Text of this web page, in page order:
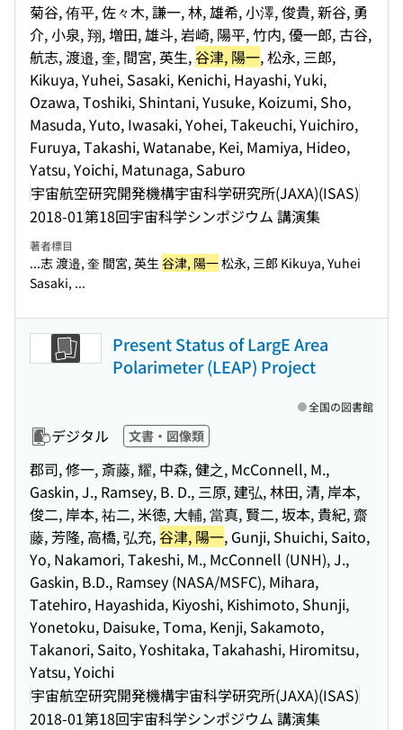
菊谷, 侑平, 佐々木, 謙一, 林, 雄希, 小澤, 俊貴, 新谷, 勇
介, 小泉, 翔, 増田, 雄斗, 岩崎, 陽平, 竹内, 優一郎, 古谷,
航志, 渡邉, 奎, 間宮, 英生,谷津, 陽一, 松永, 三郎,
Kikuya, Yuhei, Sasaki, Kenichi, Hayashi, Yuki,
Ozawa, Toshiki, Shintani, Yusuke, Koizumi, Sho,
Masuda, Yuto, Iwasaki, Yohei, Takeuchi, Yuichiro,
Furuya, Takashi, Watanabe, Kei, Mamiya, Hideo,
Yatsu, Yoichi, Matunaga, Saburo
宇宙航空研究開発機構宇宙科学研究所(JAXA)(ISAS)
2018-01第18回宇宙科学シンポジウム 講演集
著者標目
...志 渡邉, 奎 間宮, 英生谷津, 陽一松永, 三郎 Kikuya, Yuhei
Sasaki, ...
Present Status of LargE Area
Polarimeter (LEAP) Project
デジタル 文書・図像類
郡司, 修一, 斎藤, 耀, 中森, 健之, McConnell, M.,
Gaskin, J., Ramsey, B. D., 三原, 建弘, 林田, 清, 岸本,
俊二, 岸本, 祐二, 米徳, 大輔, 當真, 賢二, 坂本, 貴紀, 齋
藤, 芳隆, 高橋, 弘充,谷津, 陽一, Gunji, Shuichi, Saito,
Yo, Nakamori, Takeshi, M., McConnell (UNH), J.,
Gaskin, B.D., Ramsey (NASA/MSFC), Mihara,
Tatehiro, Hayashida, Kiyoshi, Kishimoto, Shunji,
Yonetoku, Daisuke, Toma, Kenji, Sakamoto,
Takanori, Saito, Yoshitaka, Takahashi, Hiromitsu,
Yatsu, Yoichi
宇宙航空研究開発機構宇宙科学研究所(JAXA)(ISAS)
2018-01第18回宇宙科学シンポジウム 講演集
全国の図書館